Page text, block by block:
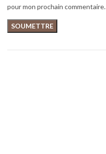
pour mon prochain commentaire.